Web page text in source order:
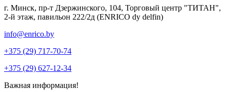
г. Минск, пр-т Дзержинского, 104, Торговый центр "ТИТАН",
2-й этаж, павильон 222/2д (ENRICO dy delfin)
info@enrico.by
+375 (29) 717-70-74
+375 (29) 627-12-34
Важная информация!